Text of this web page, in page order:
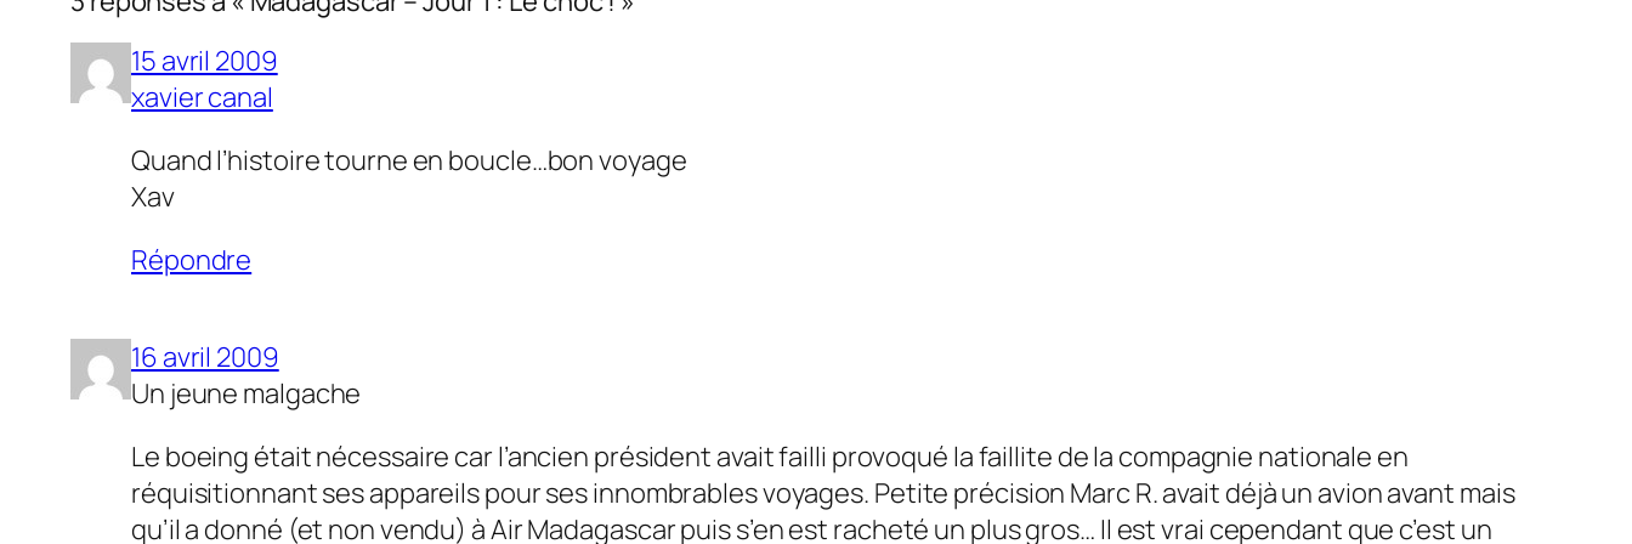
15 avril 2009
xavier canal
Quand l’histoire tourne en boucle…bon voyage
Xav
Répondre
16 avril 2009
Un jeune malgache
Le boeing était nécessaire car l’ancien président avait failli provoqué la faillite de la compagnie nationale en
réquisitionnant ses appareils pour ses innombrables voyages. Petite précision Marc R. avait déjà un avion avant mais
qu’il a donné (et non vendu) à Air Madagascar puis s’en est racheté un plus gros… Il est vrai cependant que c’est un